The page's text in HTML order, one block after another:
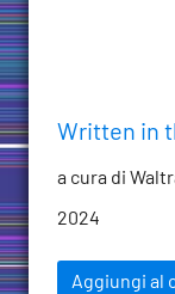
Written in
a cura di
2024
Aggiungi al